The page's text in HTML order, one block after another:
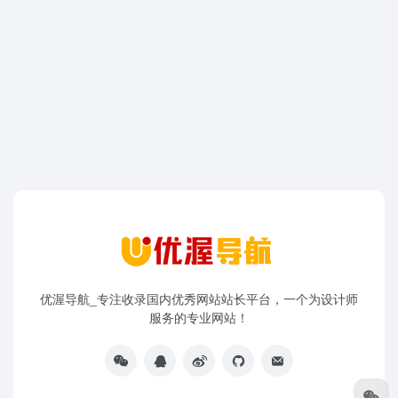
优渥导航_专注收录国内优秀网站站长平台，一个为设计师
服务的专业网站！